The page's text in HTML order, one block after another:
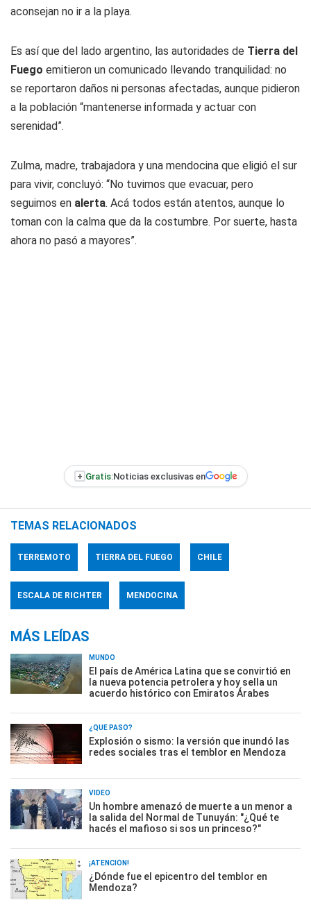
aconsejan no ir a la playa.
Es así que del lado argentino, las autoridades de Tierra del
Fuego emitieron un comunicado llevando tranquilidad: no
se reportaron daños ni personas afectadas, aunque pidieron
a la población “mantenerse informada y actuar con
serenidad”.
Zulma, madre, trabajadora y una mendocina que eligió el sur
para vivir, concluyó: “No tuvimos que evacuar, pero
seguimos en alerta. Acá todos están atentos, aunque lo
toman con la calma que da la costumbre. Por suerte, hasta
ahora no pasó a mayores”.
+ Gratis:Noticias exclusivas en
TEMAS RELACIONADOS
TERREMOTO TIERRA DEL FUEGO CHILE
ESCALA DE RICHTER MENDOCINA
MÁS LEÍDAS
MUNDO
El país de América Latina que se convirtió en
la nueva potencia petrolera y hoy sella un
acuerdo histórico con Emiratos Árabes
¿QUÉ PASÓ?
Explosión o sismo: la versión que inundó las
redes sociales tras el temblor en Mendoza
VIDEO
Un hombre amenazó de muerte a un menor a
la salida del Normal de Tunuyán: "¿Qué te
hacés el mafioso si sos un princeso?"
¡ATENCIÓN!
¿Dónde fue el epicentro del temblor en
Mendoza?